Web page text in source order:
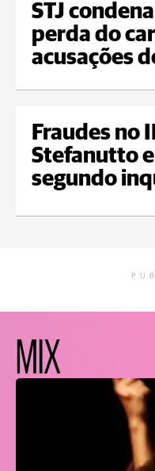
STJ
perda do
acusações
Fraudes no
Stefanutto
segundo
MIX